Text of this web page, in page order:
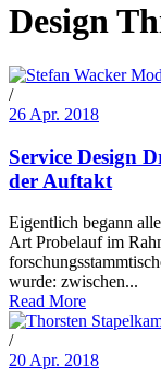
Design
/
26 Apr. 2018
Service Design
der Auftakt
Eigentlich begann
Art Probelauf im
wurde: zwischen...
Read More
/
20 Apr. 2018